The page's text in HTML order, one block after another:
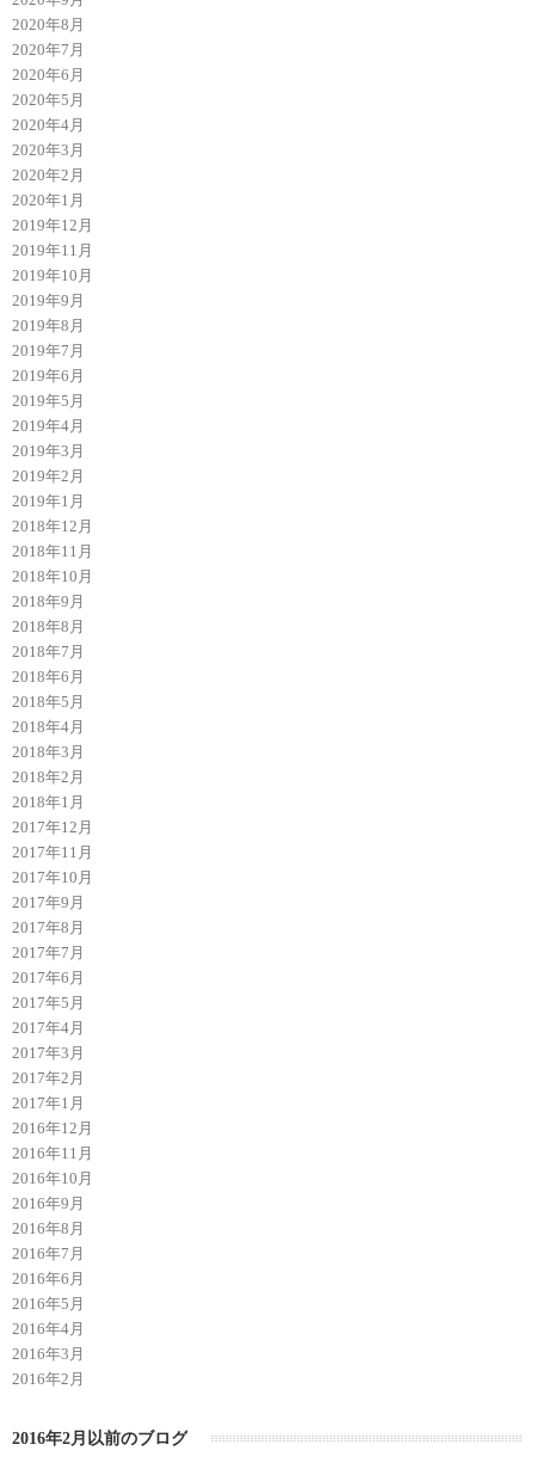
2020年8月
2020年7月
2020年6月
2020年5月
2020年4月
2020年3月
2020年2月
2020年1月
2019年12月
2019年11月
2019年10月
2019年9月
2019年8月
2019年7月
2019年6月
2019年5月
2019年4月
2019年3月
2019年2月
2019年1月
2018年12月
2018年11月
2018年10月
2018年9月
2018年8月
2018年7月
2018年6月
2018年5月
2018年4月
2018年3月
2018年2月
2018年1月
2017年12月
2017年11月
2017年10月
2017年9月
2017年8月
2017年7月
2017年6月
2017年5月
2017年4月
2017年3月
2017年2月
2017年1月
2016年12月
2016年11月
2016年10月
2016年9月
2016年8月
2016年7月
2016年6月
2016年5月
2016年4月
2016年3月
2016年2月
2016年2月以前のブログ